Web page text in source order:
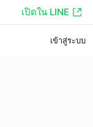
เปิดใน LINE
เข้าสู่ระบบ